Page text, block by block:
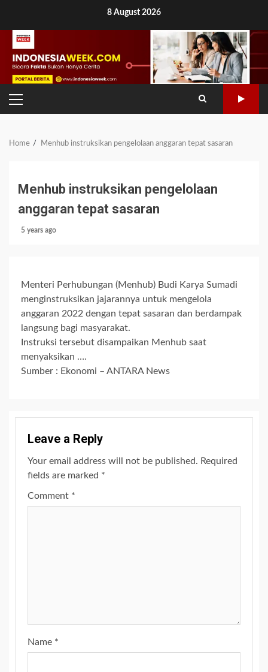
content
8 August 2026
PRIMARY
MENU
Home Menhub instruksikan pengelolaan anggaran tepat sasaran
Menhub instruksikan pengelolaan
anggaran tepat sasaran
5 years ago
Menteri Perhubungan (Menhub) Budi Karya Sumadi
menginstruksikan jajarannya untuk mengelola
anggaran 2022 dengan tepat sasaran dan berdampak
langsung bagi masyarakat.
Instruksi tersebut disampaikan Menhub saat
menyaksikan ….
Sumber : Ekonomi – ANTARA News
Leave a Reply
Your email address will not be published. Required
fields are marked *
Comment *
Name *